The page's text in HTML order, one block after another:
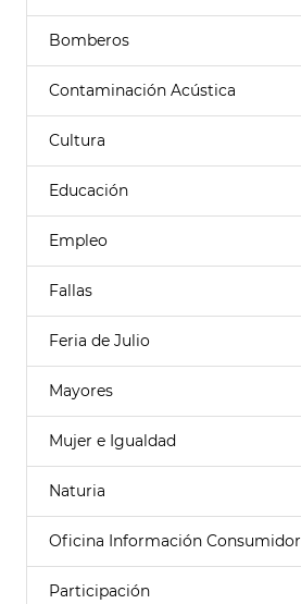
Bomberos
Contaminación Acústica
Cultura
Educación
Empleo
Fallas
Feria de Julio
Mayores
Mujer e Igualdad
Naturia
Oficina Información Consumidor
Participación